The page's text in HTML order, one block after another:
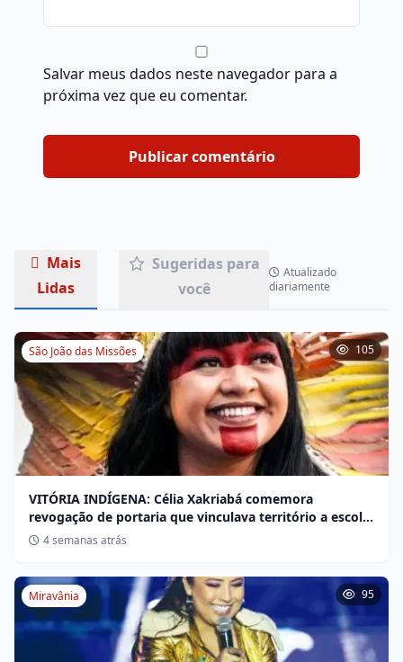
Salvar meus dados neste navegador para a
próxima vez que eu comentar.
Mais
Lidas
Sugeridas para
você
Atualizado
diariamente
São João das Missões 105
VITÓRIA INDÍGENA: Célia Xakriabá comemora
revogação de portaria que vinculava território a escola
não indígena
4 semanas atrás
Miravânia 95